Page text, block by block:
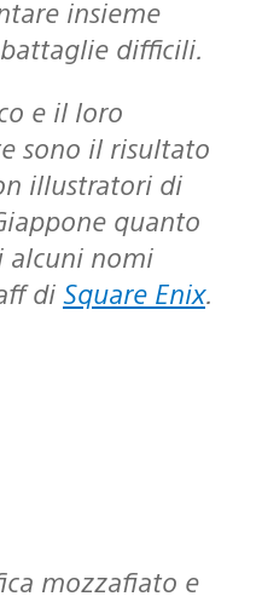
insieme
difficili.
sono il risultato
illustratori di
quanto
alcuni nomi
di Square Enix.